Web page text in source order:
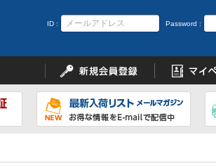
ID : Password :